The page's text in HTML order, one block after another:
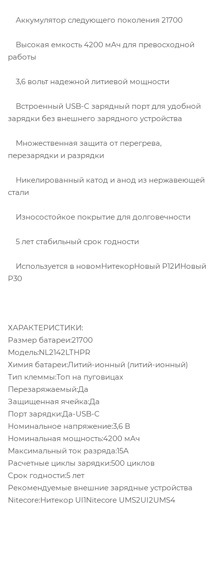
Аккумулятор следующего поколения 21700
Высокая емкость 4200 мАч для превосходной
работы
3,6 вольт надежной литиевой мощности
Встроенный USB-C зарядный порт для удобной
зарядки без внешнего зарядного устройства
Множественная защита от перегрева,
перезарядки и разрядки
Никелированный катод и анод из нержавеющей
стали
Износостойкое покрытие для долговечности
5 лет стабильный срок годности
Используется в новомНитекорНовый P12ИНовый
P30
ХАРАКТЕРИСТИКИ:
Размер батареи:21700
Модель:NL2142LTHPR
Химия батареи:Литий-ионный (литий-ионный)
Тип клеммы:Топ на пуговицах
Перезаряжаемый:Да
Защищенная ячейка:Да
Порт зарядки:Да-USB-C
Номинальное напряжение:3,6 В
Номинальная мощность:4200 мАч
Максимальный ток разряда:15А
Расчетные циклы зарядки:500 циклов
Срок годности:5 лет
Рекомендуемые внешние зарядные устройства
Nitecore:Нитекор UI1Nitecore UMS2UI2UMS4